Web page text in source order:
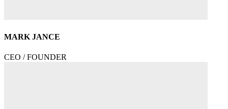
MARK JANCE
CEO / FOUNDER